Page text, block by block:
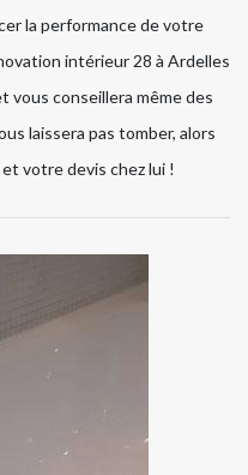
la performance de votre
intérieur 28 à Ardelles
vous conseillera même des
laissera pas tomber, alors
votre devis chez lui !